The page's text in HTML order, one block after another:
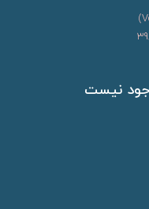
نیست